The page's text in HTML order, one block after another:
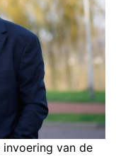
van de